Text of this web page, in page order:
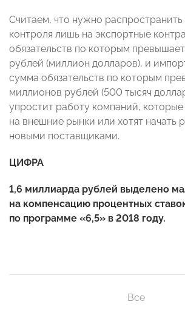
Считаем, что нужно
контроля лишь на экспортные
обязательств по которым
рублей (миллион долларов), и
сумма обязательств по которым
миллионов рублей (500 тысяч
упростит работу компаний, которые
на внешние рынки или хотят начать
новыми поставщиками.
ЦИФРА
1,6 миллиарда рублей выделено
на компенсацию процентных
по программе «6,5» в 2018 году.
Все